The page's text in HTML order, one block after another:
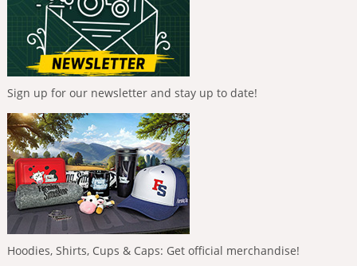
Sign up for our newsletter and stay up to date!
Hoodies, Shirts, Cups & Caps: Get official merchandise!